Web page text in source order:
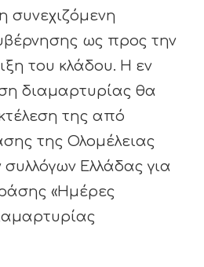
συνεχιζόμενη
ως προς την
του κλάδου. Η εν
διαμαρτυρίας θα
της από
της Ολομέλειας
Ελλάδας για
«Ημέρες